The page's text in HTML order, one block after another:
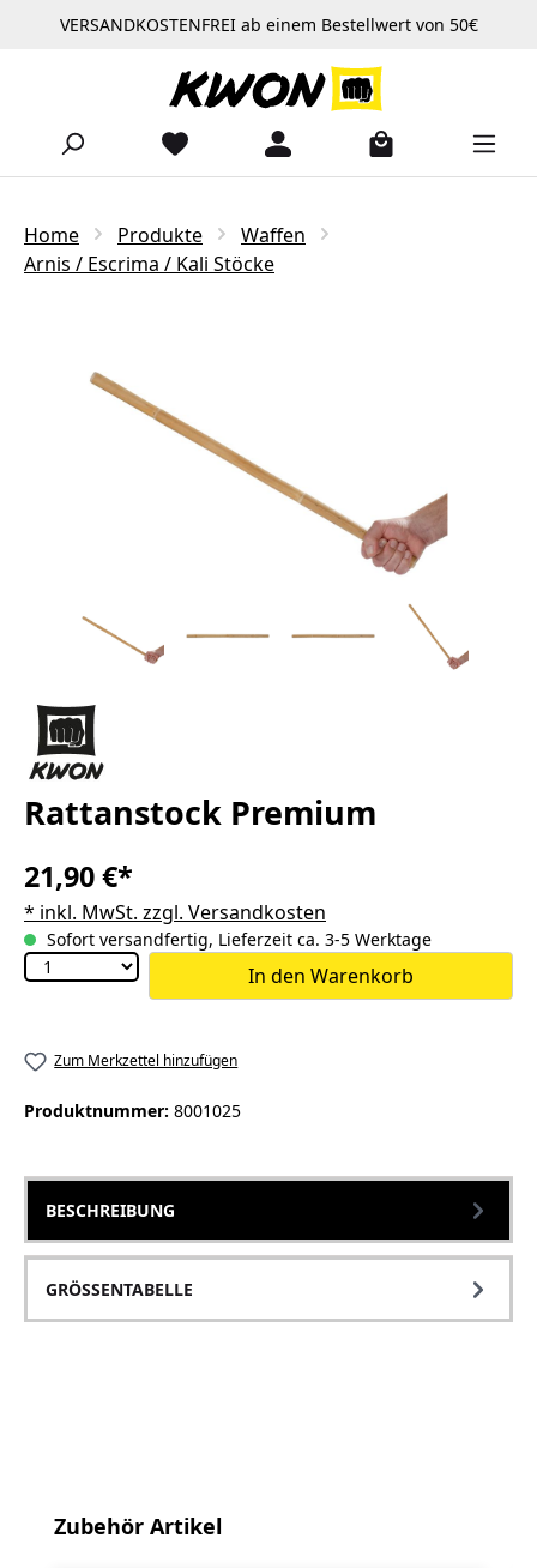
Zum Hauptinhalt springen
VERSANDKOSTENFREI ab einem Bestellwert von 50€
Home Produkte
Waffen
Arnis / Escrima / Kali Stöcke
Rattanstock Premium
21,90 €*
* inkl. MwSt. zzgl. Versandkosten
Sofort versandfertig, Lieferzeit ca. 3-5 Werktage
In den Warenkorb
Zum Merkzettel hinzufügen
Produktnummer: 8001025
BESCHREIBUNG
GRÖSSENTABELLE
Produktgalerie überspringen
Zubehör Artikel